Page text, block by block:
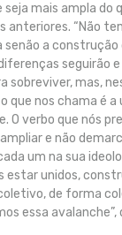
seja mais ampla do
anteriores. “Não
a construção
seguirão
sobreviver, mas,
que nos chama é a
O verbo que nós
e não
um na sua
estar unidos,
de forma
essa avalanche”,